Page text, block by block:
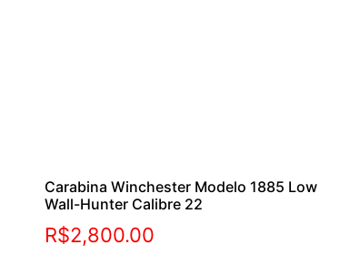
Carabina Winchester Modelo 1885 Low
Wall-Hunter Calibre 22
R$2,800.00